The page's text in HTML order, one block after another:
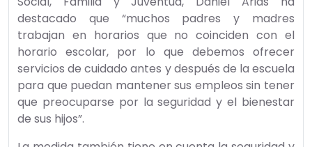
Social, Familia y Juventud, Daniel Arias ha
destacado que “muchos padres y madres
trabajan en horarios que no coinciden con el
horario escolar, por lo que debemos ofrecer
servicios de cuidado antes y después de la escuela
para que puedan mantener sus empleos sin tener
que preocuparse por la seguridad y el bienestar